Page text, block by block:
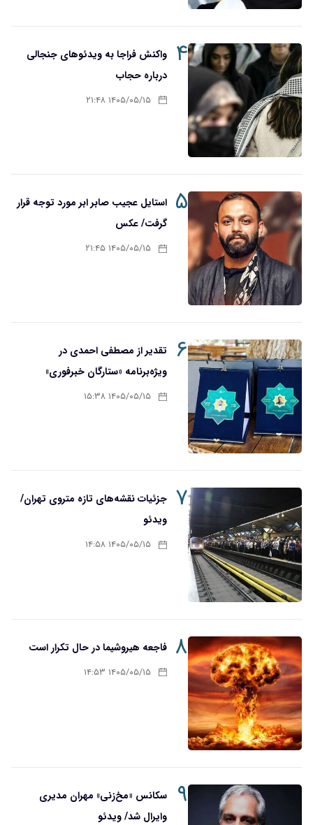
۴
واکنش فراجا به ویدئوهای جنجالی
درباره حجاب
۱۴۰۵/۰۵/۱۵ ۲۱:۴۸
۵ استایل عجیب صابر ابر مورد توجه قرار
گرفت/ عکس
۱۴۰۵/۰۵/۱۵ ۲۱:۴۵
۶
تقدیر از مصطفی احمدی در
ویژه‌برنامه «ستارگان خبرفوری»
۱۴۰۵/۰۵/۱۵ ۱۵:۳۸
۷ جزئیات نقشه‌های تازه متروی تهران/
ویدئو
۱۴۰۵/۰۵/۱۵ ۱۴:۵۸
۸ فاجعه هیروشیما در حال تکرار است
۱۴۰۵/۰۵/۱۵ ۱۴:۵۳
۹
سکانس «مخ‌زنی» مهران مدیری
وایرال شد/ ویدئو